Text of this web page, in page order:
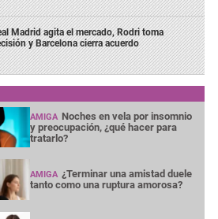
Madrid agita el mercado, Rodri toma
y Barcelona cierra acuerdo
AMIGA Noches en vela por insomnio
y preocupación, ¿qué hacer para
tratarlo?
AMIGA ¿Terminar una amistad duele
tanto como una ruptura amorosa?